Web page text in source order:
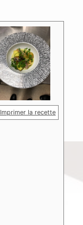
Imprimer la recette